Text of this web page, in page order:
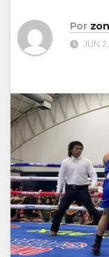
Por
JUN